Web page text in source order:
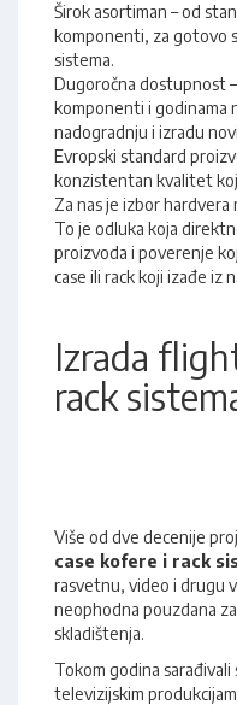
Širok asortiman – od
komponenti, za gotovo
sistema.
Dugoročna dostupnost
komponenti i godinama
nadogradnju i izradu
Evropski standard
konzistentan kvalitet
Za nas je izbor hardvera
To je odluka koja
proizvoda i poverenje
case ili rack koji izađe iz
Izrada
rack
Više od dve decenije
case kofere i rack
rasvetnu, video i drugu
neophodna pouzdana
skladištenja.
Tokom godina
televizijskim